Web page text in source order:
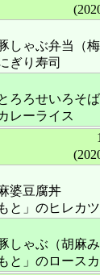
しゃぶ弁当（
ぎり寿司
ろろせいろそ
レーライス
婆豆腐丼
と」のヒレカ
しゃぶ（胡麻
と」のロース